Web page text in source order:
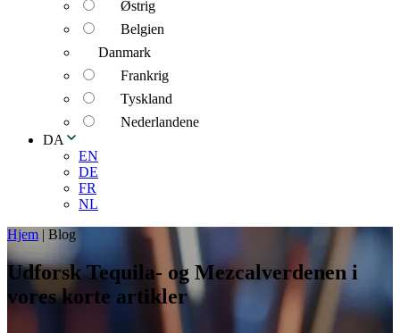
Østrig
Belgien
Danmark
Frankrig
Tyskland
Nederlandene
DA
EN
DE
FR
NL
Hjem | Blog
Udforsk Tequila- og Mezcalverdenen i
vores korte artikler